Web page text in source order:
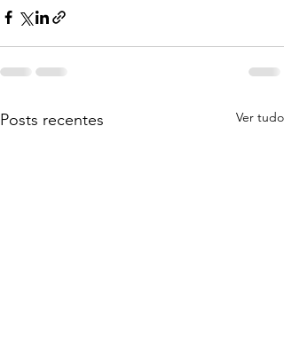
Posts recentes Ver tudo